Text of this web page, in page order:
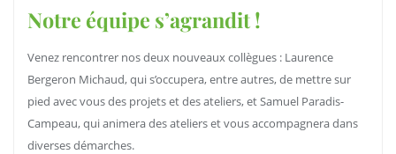
Notre équipe s’agrandit !
Venez rencontrer nos deux nouveaux collègues : Laurence
Bergeron Michaud, qui s’occupera, entre autres, de mettre sur
pied avec vous des projets et des ateliers, et Samuel Paradis-
Campeau, qui animera des ateliers et vous accompagnera dans
diverses démarches.